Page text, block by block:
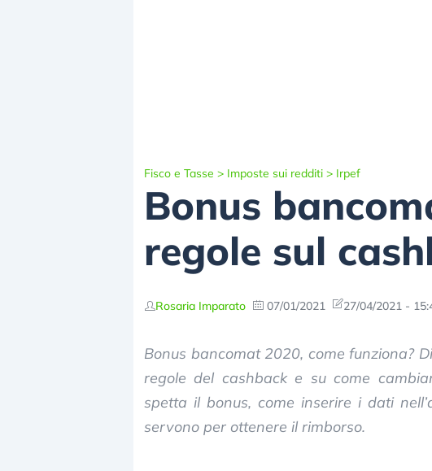
Fisco e Tasse > Imposte sui redditi > Irpef
Bonus
regole sul
Rosaria Imparato 07/01/2021 27/04/2021 -
Bonus bancomat 2020, come funziona?
regole del cashback e su come
spetta il bonus, come inserire i dati
servono per ottenere il rimborso.